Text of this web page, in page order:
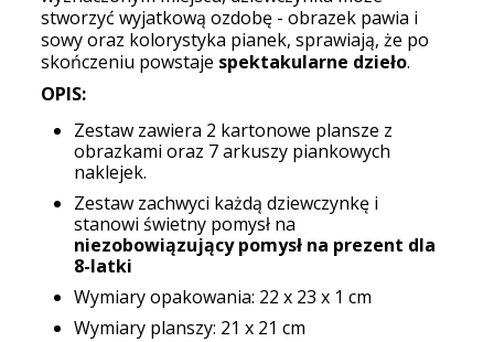
stworzyć wyjatkową ozdobę - obrazek pawia i
sowy oraz kolorystyka pianek, sprawiają, że po
skończeniu powstaje spektakularne dzieło.
OPIS:
Zestaw zawiera 2 kartonowe plansze z
obrazkami oraz 7 arkuszy piankowych
naklejek.
Zestaw zachwyci każdą dziewczynkę i
stanowi świetny pomysł na
niezobowiązujący pomysł na prezent dla
8-latki
Wymiary opakowania: 22 x 23 x 1 cm
Wymiary planszy: 21 x 21 cm